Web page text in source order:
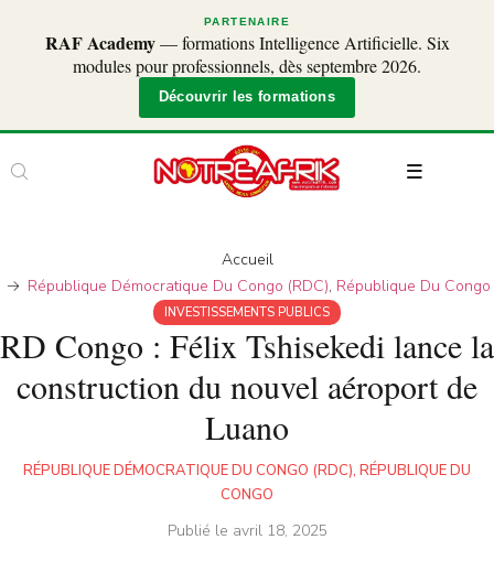
PARTENAIRE
RAF Academy— formations Intelligence Artificielle. Six
modules pour professionnels, dès septembre 2026.
Découvrir les formations
Accueil
République Démocratique Du Congo (RDC), République Du Congo
INVESTISSEMENTS PUBLICS
RD Congo : Félix Tshisekedi lance la
construction du nouvel aéroport de
Luano
RÉPUBLIQUE DÉMOCRATIQUE DU CONGO (RDC), RÉPUBLIQUE DU
CONGO
Publié le avril 18, 2025